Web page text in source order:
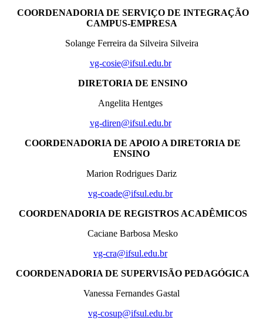
COORDENADORIA DE SERVIÇO DE INTEGRAÇÃO
CAMPUS-EMPRESA
Solange Ferreira da Silveira Silveira
vg-cosie@ifsul.edu.br
DIRETORIA DE ENSINO
Angelita Hentges
vg-diren@ifsul.edu.br
COORDENADORIA DE APOIO A DIRETORIA DE
ENSINO
Marion Rodrigues Dariz
vg-coade@ifsul.edu.br
COORDENADORIA DE REGISTROS ACADÊMICOS
Caciane Barbosa Mesko
vg-cra@ifsul.edu.br
COORDENADORIA DE SUPERVISÃO PEDAGÓGICA
Vanessa Fernandes Gastal
vg-cosup@ifsul.edu.br